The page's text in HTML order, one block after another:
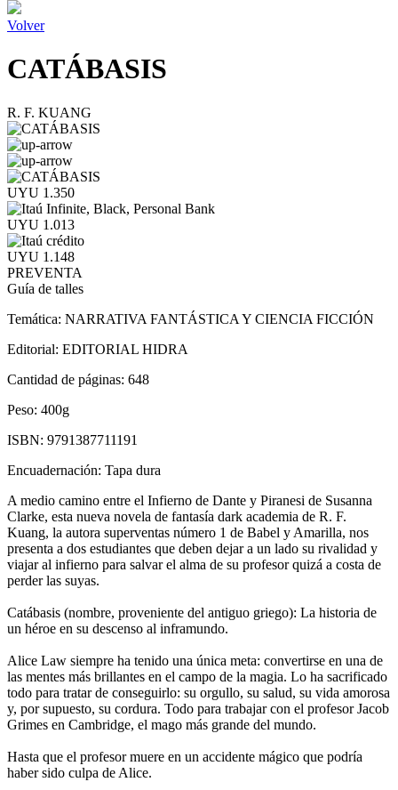
Volver
CATÁBASIS
R. F. KUANG
UYU 1.350
UYU 1.013
UYU 1.148
PREVENTA
Guía de talles
Temática: NARRATIVA FANTÁSTICA Y CIENCIA FICCIÓN
Editorial: EDITORIAL HIDRA
Cantidad de páginas: 648
Peso: 400g
ISBN: 9791387711191
Encuadernación: Tapa dura
A medio camino entre el Infierno de Dante y Piranesi de Susanna
Clarke, esta nueva novela de fantasía dark academia de R. F.
Kuang, la autora superventas número 1 de Babel y Amarilla, nos
presenta a dos estudiantes que deben dejar a un lado su rivalidad y
viajar al infierno para salvar el alma de su profesor quizá a costa de
perder las suyas.
Catábasis (nombre, proveniente del antiguo griego): La historia de
un héroe en su descenso al inframundo.
Alice Law siempre ha tenido una única meta: convertirse en una de
las mentes más brillantes en el campo de la magia. Lo ha sacrificado
todo para tratar de conseguirlo: su orgullo, su salud, su vida amorosa
y, por supuesto, su cordura. Todo para trabajar con el profesor Jacob
Grimes en Cambridge, el mago más grande del mundo.
Hasta que el profesor muere en un accidente mágico que podría
haber sido culpa de Alice.